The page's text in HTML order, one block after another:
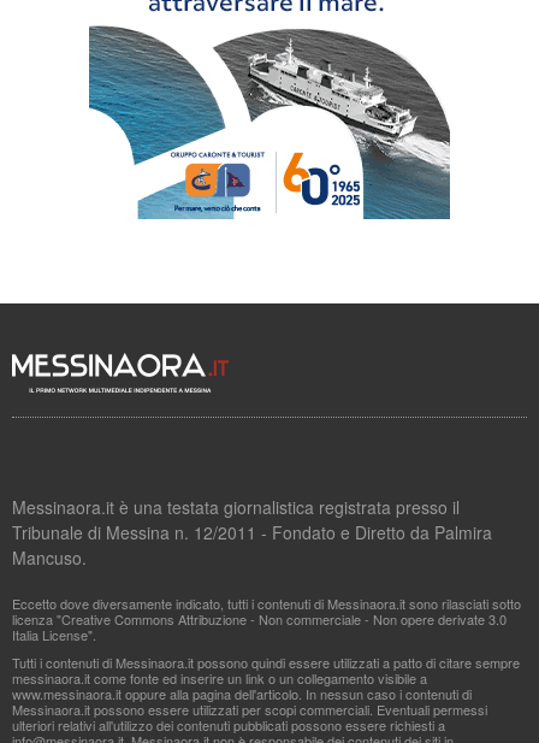
Messinaora.it è una testata giornalistica registrata presso il
Tribunale di Messina n. 12/2011 - Fondato e Diretto da Palmira
Mancuso.
Eccetto dove diversamente indicato, tutti i contenuti di Messinaora.it sono rilasciati sotto
licenza "Creative Commons Attribuzione - Non commerciale - Non opere derivate 3.0
Italia License".
Tutti i contenuti di Messinaora.it possono quindi essere utilizzati a patto di citare sempre
messinaora.it come fonte ed inserire un link o un collegamento visibile a
www.messinaora.it oppure alla pagina dell'articolo. In nessun caso i contenuti di
Messinaora.it possono essere utilizzati per scopi commerciali. Eventuali permessi
ulteriori relativi all'utilizzo dei contenuti pubblicati possono essere richiesti a